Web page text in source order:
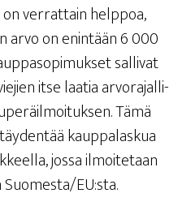
ver­rat­tain help­poa,
arvo on enin­tään 6 000
sal­li­vat
itse laa­tia arvo­ra­jal­li­
Tämä
kaup­pa­las­kua
jos­sa ilmoi­te­taan
EU:sta.